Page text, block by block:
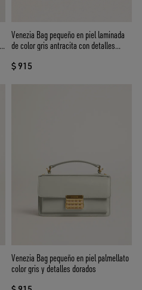
Venezia Bag pequeño en piel laminada
de color gris antracita con detalles
$ 915
Venezia Bag pequeño en piel palmellato
color gris y detalles dorados